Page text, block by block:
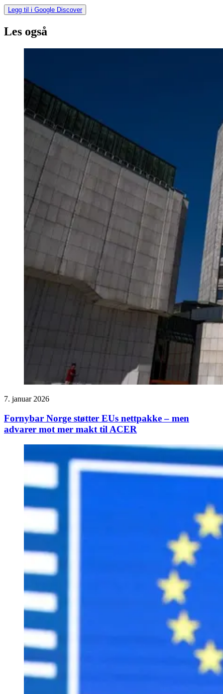
Legg til i Google Discover
Les også
7. januar 2026
Fornybar Norge støtter EUs nettpakke – men
advarer mot mer makt til ACER